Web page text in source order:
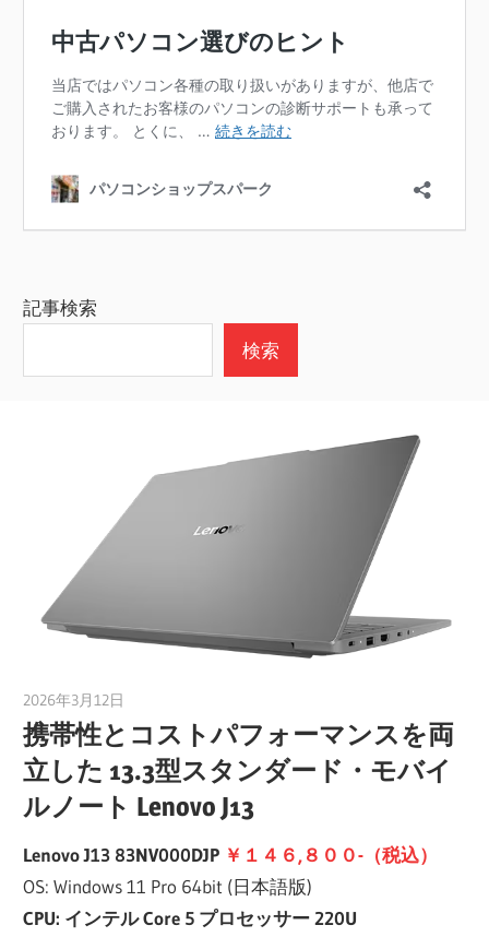
2026年3月12日
携帯性とコストパフォーマンスを両
立した 13.3型スタンダード・モバイ
ルノート Lenovo J13
Lenovo J13 83NV000DJP ￥１４６,８００-（税込）
OS: Windows 11 Pro 64bit (日本語版)
CPU: インテル Core 5 プロセッサー 220U
記事検索
検索